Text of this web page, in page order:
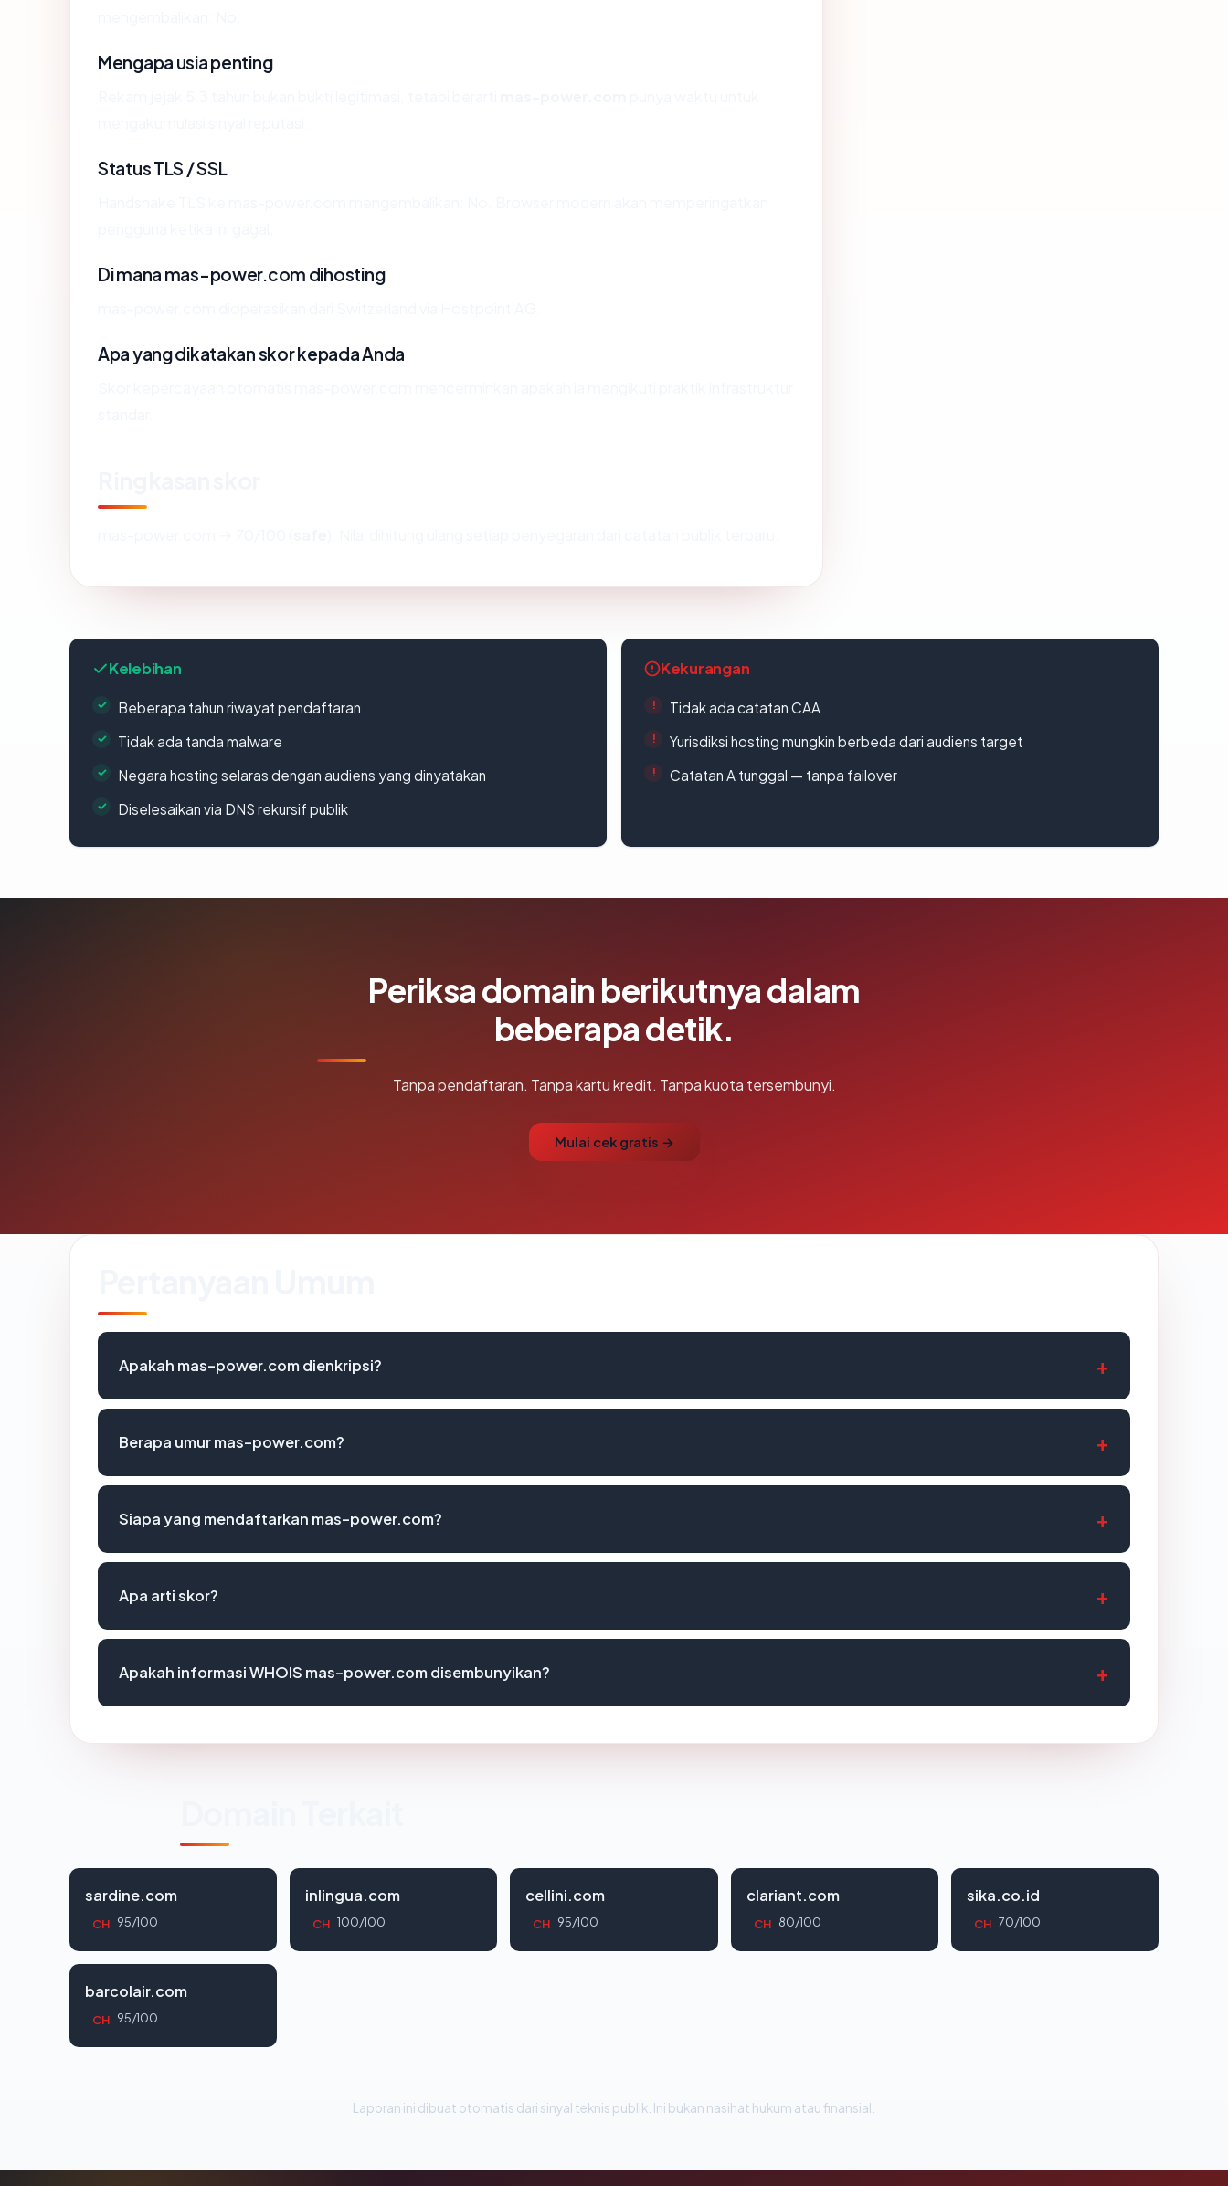
Mengapa usia penting
Status TLS / SSL
Di mana mas-power.com dihosting
Apa yang dikatakan skor kepada Anda
Kelebihan
Beberapa tahun riwayat pendaftaran
Tidak ada tanda malware
Negara hosting selaras dengan audiens yang dinyatakan
Diselesaikan via DNS rekursif publik
Kekurangan
Tidak ada catatan CAA
Yurisdiksi hosting mungkin berbeda dari audiens target
Catatan A tunggal — tanpa failover
Periksa domain berikutnya dalam
beberapa detik.
Tanpa pendaftaran. Tanpa kartu kredit. Tanpa kuota tersembunyi.
Mulai cek gratis →
Apakah mas-power.com dienkripsi?
Berapa umur mas-power.com?
Siapa yang mendaftarkan mas-power.com?
Apa arti skor?
Apakah informasi WHOIS mas-power.com disembunyikan?
sardine.com
CH 95/100
inlingua.com
CH 100/100
cellini.com
CH 95/100
clariant.com
CH 80/100
sika.co.id
CH 70/100
barcolair.com
CH 95/100
Laporan ini dibuat otomatis dari sinyal teknis publik. Ini bukan nasihat hukum atau finansial.